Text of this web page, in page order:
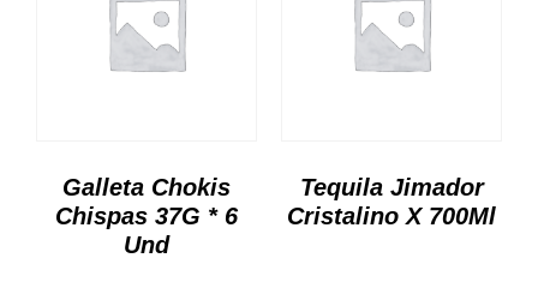
Galleta Chokis
Chispas 37G * 6
Und
Tequila Jimador
Cristalino X 700Ml